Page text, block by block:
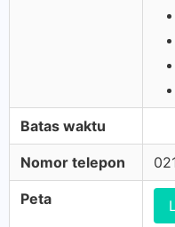
Batas waktu
Nomor telepon
Peta